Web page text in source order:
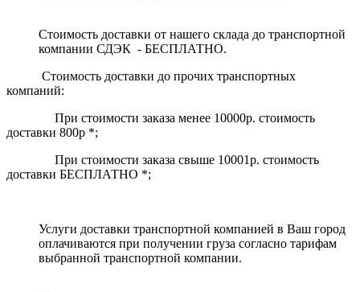
Стоимость доставки от нашего склада до транспортной
компании СДЭК - БЕСПЛАТНО.
Стоимость доставки до прочих транспортных
компаний:
При стоимости заказа менее 10000р. стоимость
доставки 800р *;
При стоимости заказа свыше 10001р. стоимость
доставки БЕСПЛАТНО *;
Услуги доставки транспортной компанией в Ваш город
оплачиваются при получении груза согласно тарифам
выбранной транспортной компании.